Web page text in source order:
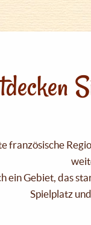
französische
ein Gebiet, das
Spielplatz